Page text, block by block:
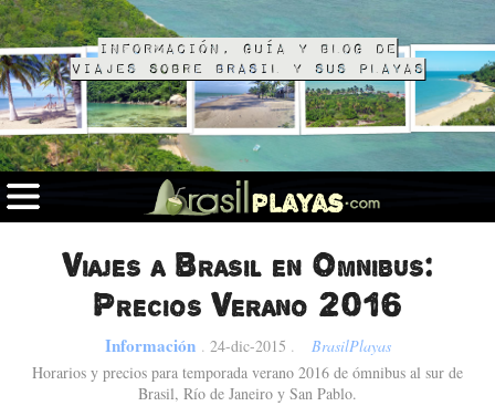
Información, guía y blog de
viajes sobre Brasil y sus playas
Viajes a Brasil en Omnibus:
Precios Verano 2016
Información . 24-dic-2015 .
BrasilPlayas
Horarios y precios para temporada verano 2016 de ómnibus al sur de
Brasil, Río de Janeiro y San Pablo.